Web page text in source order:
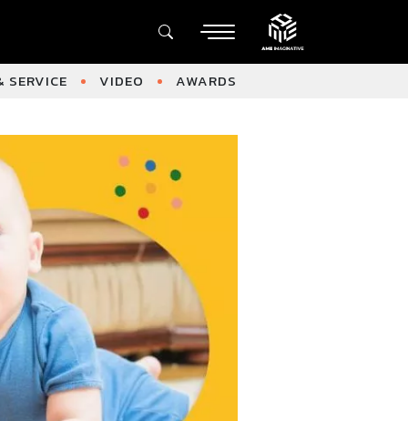
SERVICE VIDEO AWARDS